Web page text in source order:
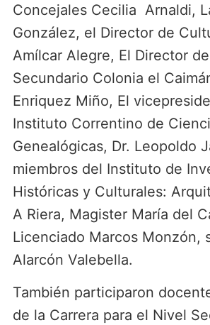
Concejales Cecilia Arnaldi,
González, el Director de
Amílcar Alegre, El Director
Secundario Colonia el
Enriquez Miño, El
Instituto Correntino de
Genealógicas, Dr. Leopoldo
miembros del Instituto de
Históricas y Culturales:
A Riera, Magister María del
Licenciado Marcos Monzón,
Alarcón Valebella.
También participaron
de la Carrera para el Nivel